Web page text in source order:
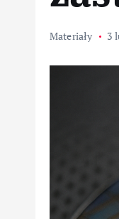
Materiały 3